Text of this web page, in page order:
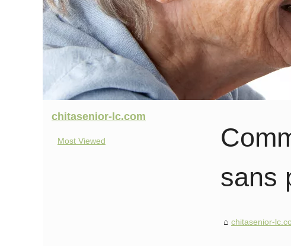
sans
chitasenior-
chitasenior-lc.com
Most Viewed